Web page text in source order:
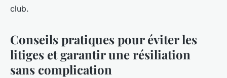
club.
Conseils pratiques pour éviter les
litiges et garantir une résiliation
sans complication